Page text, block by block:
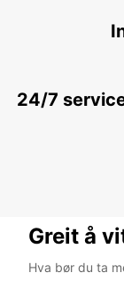
PATRA -
OHRID ST
24/7
Greit å
Hva bør du ta